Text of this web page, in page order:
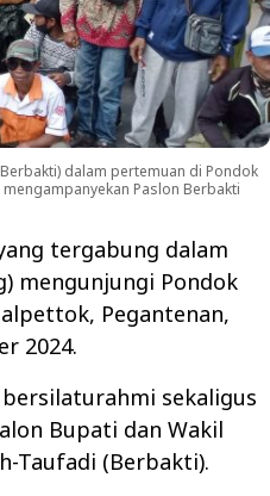
dalam pertemuan di Pondok
Paslon Berbakti
tergabung dalam
mengunjungi Pondok
Pegantenan,
2024.
sekaligus
Bupati dan Wakil
Taufadi (Berbakti).